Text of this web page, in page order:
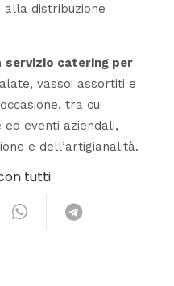
alla distribuzione
servizio catering per
vassoi assortiti e
tra cui
eventi aziendali,
e dell’artigianalità.
tutti